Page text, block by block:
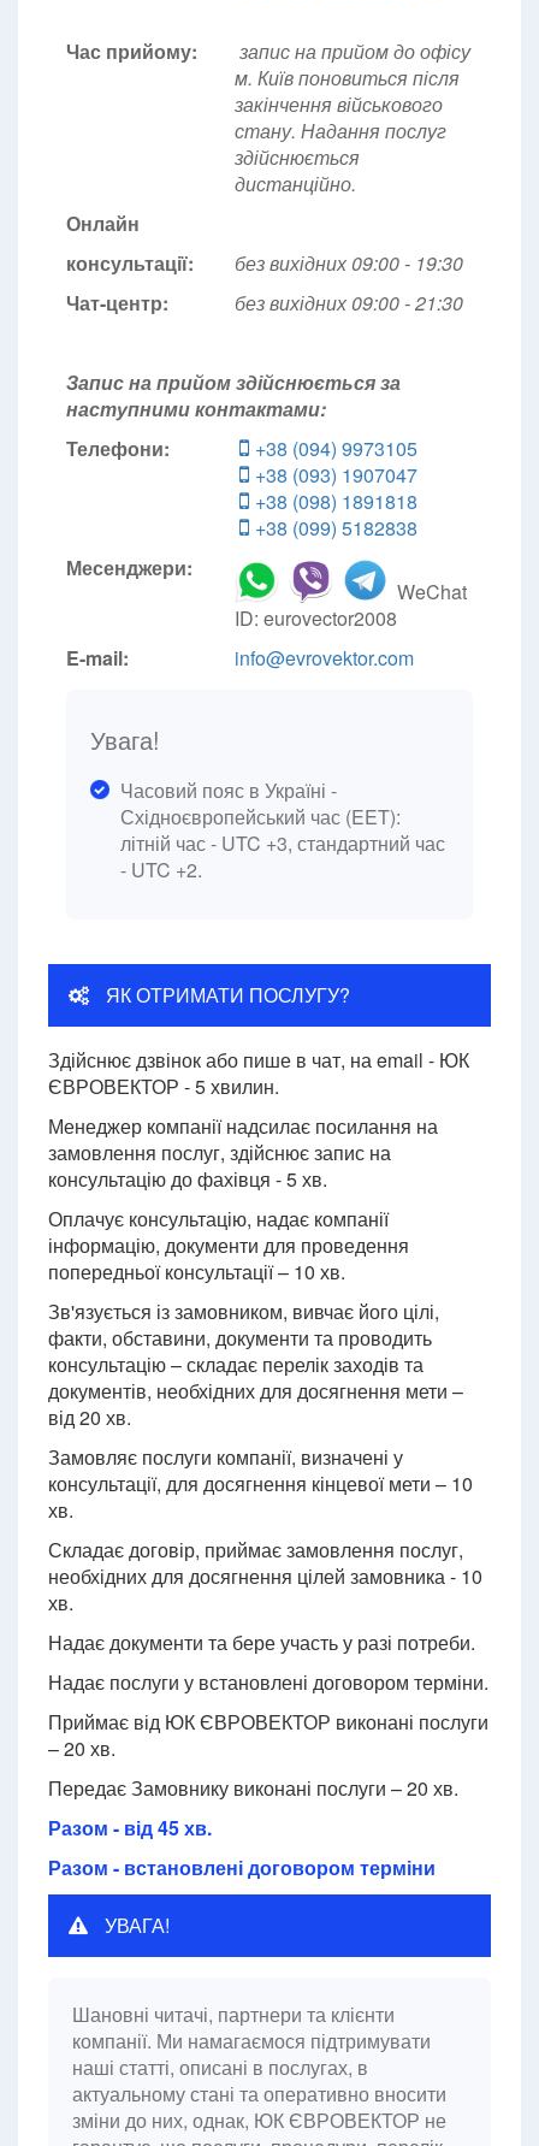
Час прийому:
запис на прийом до офісу
м. Київ поновиться після
закінчення військового
стану. Надання послуг
здійснюється
дистанційно.
Онлайн
консультації:
без вихідних 09:00 - 19:30
Чат-центр:
без вихідних 09:00 - 21:30
Запис на прийом здійснюється за
наступними контактами:
Телефони:
+38 (094) 9973105
+38 (093) 1907047
+38 (098) 1891818
+38 (099) 5182838
Месенджери:
WeChat
ID: eurovector2008
E-mail:
info@evrovektor.com
Увага!
Часовий пояс в Україні -
Східноєвропейський час (EET):
літній час - UTC +3, стандартний час
- UTC +2.
ЯК ОТРИМАТИ ПОСЛУГУ?
Здійснює дзвінок або пише в чат, на email - ЮК
ЄВРОВЕКТОР - 5 хвилин.
Менеджер компанії надсилає посилання на
замовлення послуг, здійснює запис на
консультацію до фахівця - 5 хв.
Оплачує консультацію, надає компанії
інформацію, документи для проведення
попередньої консультації – 10 хв.
Зв'язується із замовником, вивчає його цілі,
факти, обставини, документи та проводить
консультацію – складає перелік заходів та
документів, необхідних для досягнення мети –
від 20 хв.
Замовляє послуги компанії, визначені у
консультації, для досягнення кінцевої мети – 10
хв.
Складає договір, приймає замовлення послуг,
необхідних для досягнення цілей замовника - 10
хв.
Надає документи та бере участь у разі потреби.
Надає послуги у встановлені договором терміни.
Приймає від ЮК ЄВРОВЕКТОР виконані послуги
– 20 хв.
Передає Замовнику виконані послуги – 20 хв.
Разом - від 45 хв.
Разом - встановлені договором терміни
УВАГА!
Шановні читачі, партнери та клієнти
компанії. Ми намагаємося підтримувати
наші статті, описані в послугах, в
актуальному стані та оперативно вносити
зміни до них, однак, ЮК ЄВРОВЕКТОР не